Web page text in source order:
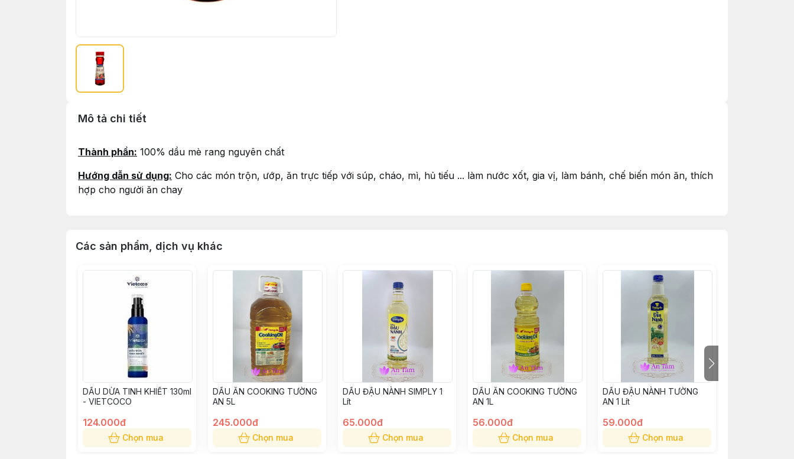
Mô tả chi tiết
Thành phần: 100% dầu mè rang nguyên chất
Hướng dẫn sử dụng: Cho các món trộn, ướp, ăn trực tiếp với súp, cháo, mì, hủ tiếu ... làm nước xốt, gia vị, làm bánh, chế biến món ăn, thích
hợp cho người ăn chay
Các sản phẩm, dịch vụ khác
DẦU DỪA TINH KHIẾT 130ml
- VIETCOCO
124.000đ
Chọn mua
DẦU ĂN COOKING TƯỜNG
AN 5L
245.000đ
Chọn mua
DẦU ĐẬU NÀNH SIMPLY 1
Lít
65.000đ
Chọn mua
DẦU ĂN COOKING TƯỜNG
AN 1L
56.000đ
Chọn mua
DẦU ĐẬU NÀNH TƯỜNG
AN 1 Lít
59.000đ
Chọn mua